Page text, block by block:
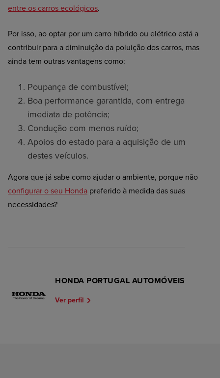
entre os carros ecológicos.
Por isso, ao optar por um carro híbrido ou elétrico está a
contribuir para a diminuição da poluição dos carros, mas
ainda tem outras vantagens como:
Poupança de combustível;
Boa performance garantida, com entrega
imediata de potência;
Condução com menos ruído;
Apoios do estado para a aquisição de um
destes veículos.
Agora que já sabe como ajudar o ambiente, porque não
configurar o seu Honda preferido à medida das suas
necessidades?
HONDA PORTUGAL AUTOMÓVEIS
Ver perfil